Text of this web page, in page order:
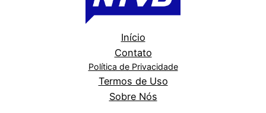
Início
Contato
Política de Privacidade
Termos de Uso
Sobre Nós